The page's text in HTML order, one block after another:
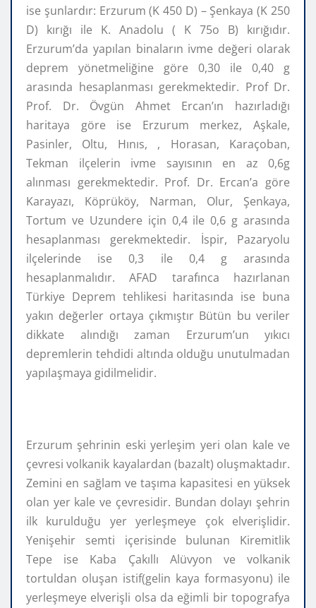
ise şunlardır: Erzurum (K 450 D) – Şenkaya (K 250
D) kırığı ile K. Anadolu ( K 75o B) kırığıdır.
Erzurum’da yapılan binaların ivme değeri olarak
deprem yönetmeliğine göre 0,30 ile 0,40 g
arasında hesaplanması gerekmektedir. Prof Dr.
Prof. Dr. Övgün Ahmet Ercan’ın hazırladığı
haritaya göre ise Erzurum merkez, Aşkale,
Pasinler, Oltu, Hınıs, , Horasan, Karaçoban,
Tekman ilçelerin ivme sayısının en az 0,6g
alınması gerekmektedir. Prof. Dr. Ercan’a göre
Karayazı, Köprüköy, Narman, Olur, Şenkaya,
Tortum ve Uzundere için 0,4 ile 0,6 g arasında
hesaplanması gerekmektedir. İspir, Pazaryolu
ilçelerinde ise 0,3 ile 0,4 g arasında
hesaplanmalıdır. AFAD tarafınca hazırlanan
Türkiye Deprem tehlikesi haritasında ise buna
yakın değerler ortaya çıkmıştır Bütün bu veriler
dikkate alındığı zaman Erzurum’un yıkıcı
depremlerin tehdidi altında olduğu unutulmadan
yapılaşmaya gidilmelidir.
Erzurum şehrinin eski yerleşim yeri olan kale ve
çevresi volkanik kayalardan (bazalt) oluşmaktadır.
Zemini en sağlam ve taşıma kapasitesi en yüksek
olan yer kale ve çevresidir. Bundan dolayı şehrin
ilk kurulduğu yer yerleşmeye çok elverişlidir.
Yenişehir semti içerisinde bulunan Kiremitlik
Tepe ise Kaba Çakıllı Alüvyon ve volkanik
tortuldan oluşan istif(gelin kaya formasyonu) ile
yerleşmeye elverişli olsa da eğimli bir topografya